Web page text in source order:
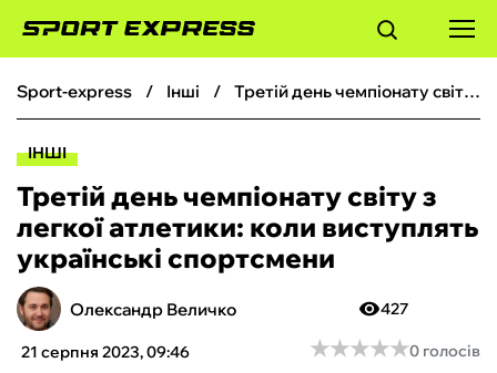
ФУТБОЛ
БОКС
ХОКЕЙ
ТЕНІС
sport-express інші Третій день чемпіонату світу з легкої атлетики: коли виступлять українські спортсмени
ІНШІ
Третій день чемпіонату світу з
легкої атлетики: коли виступлять
українські спортсмени
Олександр Величко
21 серпня 2023, 09:46
427
★★★★★
★★★★★0 голосів